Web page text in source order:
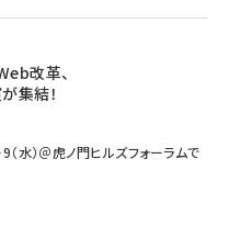
改革、
集結！
水）＠虎ノ門ヒルズフォーラムで